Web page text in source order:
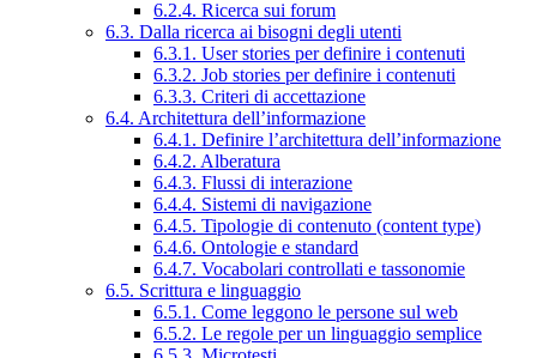
6.2.4. Ricerca sui forum
6.3. Dalla ricerca ai bisogni degli utenti
6.3.1. User stories per definire i contenuti
6.3.2. Job stories per definire i contenuti
6.3.3. Criteri di accettazione
6.4. Architettura dell’informazione
6.4.1. Definire l’architettura dell’informazione
6.4.2. Alberatura
6.4.3. Flussi di interazione
6.4.4. Sistemi di navigazione
6.4.5. Tipologie di contenuto (content type)
6.4.6. Ontologie e standard
6.4.7. Vocabolari controllati e tassonomie
6.5. Scrittura e linguaggio
6.5.1. Come leggono le persone sul web
6.5.2. Le regole per un linguaggio semplice